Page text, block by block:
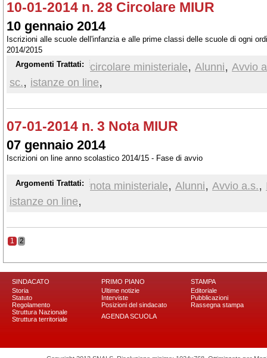
10-01-2014 n. 28 Circolare MIUR
10 gennaio 2014
Iscrizioni alle scuole dell'infanzia e alle prime classi delle scuole di ogni
2014/2015
Argomenti Trattati:
circolare ministeriale, Alunni, Avvio
sc., istanze on line,
07-01-2014 n. 3 Nota MIUR
07 gennaio 2014
Iscrizioni on line anno scolastico 2014/15 - Fase di avvio
Argomenti Trattati: nota ministeriale, Alunni, Avvio a.s.,
istanze on line,
1 2
SINDACATO
Storia
Statuto
Regolamento
Struttura Nazionale
Struttura territoriale
PRIMO PIANO
Ultime notizie
Interviste
Posizioni del sindacato
AGENDA SCUOLA
STAMPA
Editoriale
Pubblicazioni
Rassegna stampa